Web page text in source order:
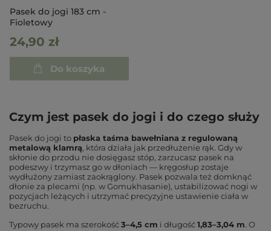
Pasek do jogi 183 cm -
Fioletowy
24,90 zł
Do koszyka
Czym jest pasek do jogi i do czego służy
Pasek do jogi to płaska taśma bawełniana z regulowaną
metalową klamrą, która działa jak przedłużenie rąk. Gdy w
skłonie do przodu nie dosięgasz stóp, zarzucasz pasek na
podeszwy i trzymasz go w dłoniach — kręgosłup zostaje
wydłużony zamiast zaokrąglony. Pasek pozwala też domknąć
dłonie za plecami (np. w Gomukhasanie), ustabilizować nogi w
pozycjach leżących i utrzymać precyzyjne ustawienie ciała w
bezruchu.
Typowy pasek ma szerokość3–4,5 cm i długość1,83–3,04 m. O